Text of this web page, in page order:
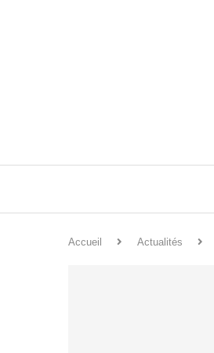
Accueil Actualités